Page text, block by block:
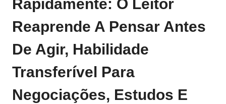
Rapidamente: O Leitor
Reaprende A Pensar Antes
De Agir, Habilidade
Transferível Para
Negociações, Estudos E